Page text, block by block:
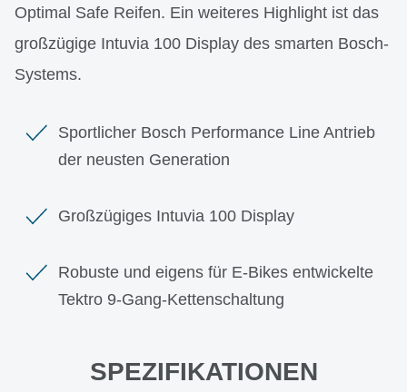
Optimal Safe Reifen. Ein weiteres Highlight ist das
großzügige Intuvia 100 Display des smarten Bosch-
Systems.
Sportlicher Bosch Performance Line Antrieb
der neusten Generation
Großzügiges Intuvia 100 Display
Robuste und eigens für E-Bikes entwickelte
Tektro 9-Gang-Kettenschaltung
SPEZIFIKATIONEN